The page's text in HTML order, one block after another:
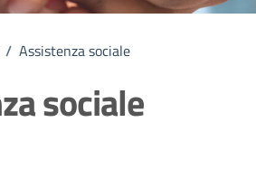
/ Assistenza sociale
sociale